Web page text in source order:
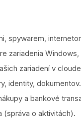
spywarem,
zariadenia
zariadení v
identity,
a bankové
(správa o aktivitách).